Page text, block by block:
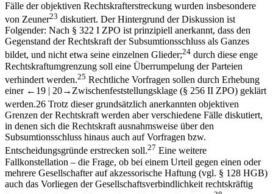
Fälle der objektiven Rechtskrafterstreckung wurden insbesondere
von Zeuner23 diskutiert. Der Hintergrund der Diskussion ist
Folgender: Nach § 322 I ZPO ist prinzipiell anerkannt, dass den
Gegenstand der Rechtskraft der Subsumtionsschluss als Ganzes
bildet, und nicht etwa seine einzelnen Glieder;24 durch diese enge
Rechtskraftumgrenzung soll eine Überrumpelung der Parteien
verhindert werden.25 Rechtliche Vorfragen sollen durch Erhebung
einer ←19 | 20→ Zwischenfeststellungsklage (§ 256 II ZPO) geklärt
werden.26 Trotz dieser grundsätzlich anerkannten objektiven
Grenzen der Rechtskraft werden aber verschiedene Fälle diskutiert,
in denen sich die Rechtskraft ausnahmsweise über den
Subsumtionsschluss hinaus auch auf Vorfragen bzw.
Entscheidungsgründe erstrecken soll.27 Eine weitere
Fallkonstellation –​ die Frage, ob bei einem Urteil gegen einen oder
mehrere Gesellschafter auf akzessorische Haftung (vgl. § 128 HGB)
auch das Vorliegen der Gesellschaftsverbindlichkeit rechtskräftig